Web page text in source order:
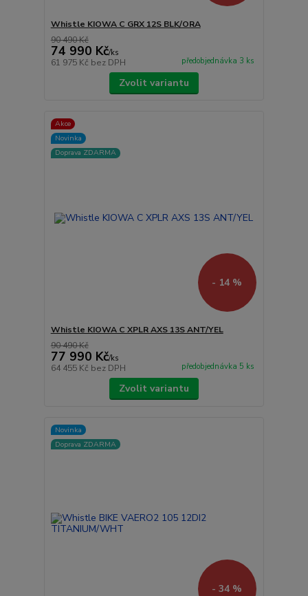
Whistle KIOWA C GRX 12S BLK/ORA
90 490 Kč
74 990 Kč/ks
61 975 Kč bez DPH předobjednávka 3 ks
Zvolit variantu
Akce
Novinka
Doprava ZDARMA
- 14 %
Whistle KIOWA C XPLR AXS 13S ANT/YEL
90 490 Kč
77 990 Kč/ks
64 455 Kč bez DPH předobjednávka 5 ks
Zvolit variantu
Novinka
Doprava ZDARMA
- 34 %